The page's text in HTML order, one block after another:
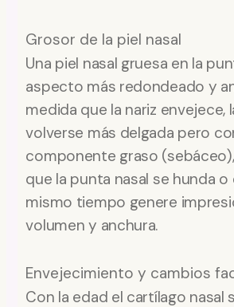
Grosor de la piel nasal
Una piel nasal gruesa en la
aspecto más redondeado y
medida que la nariz envejece,
volverse más delgada pero
componente graso
que la punta nasal se hunda o
mismo tiempo genere
volumen y anchura.
Envejecimiento y cambios
Con la edad el cartílago nasal